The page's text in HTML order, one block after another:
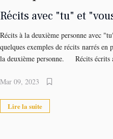
Récits avec "tu" et
Récits à la deuxième personne avec
quelques exemples de récits narrés
la deuxième personne. Récits
Mar 09, 2023
Lire la suite